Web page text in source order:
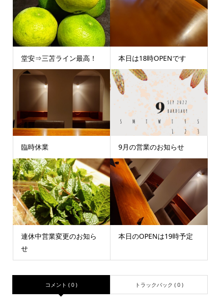
堂安⇒三苫ライン最高！ 本日は18時OPENです
臨時休業 9月の営業のお知らせ
連休中営業変更のお知ら
せ
本日のOPENは19時予定
コメント ( 0 ) トラックバック ( 0 )